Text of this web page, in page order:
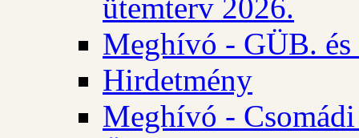
ütemterv 2026.
Meghívó - GÜB.
Hirdetmény
Meghívó -